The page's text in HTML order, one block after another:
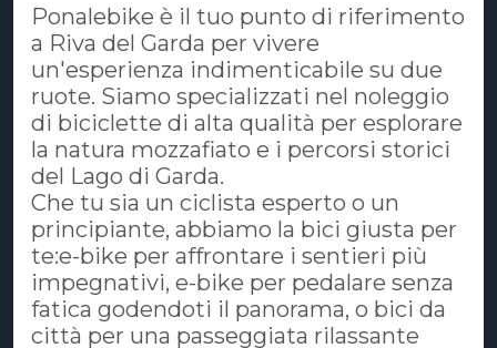
Ponalebike è il tuo punto di riferimento
a Riva del Garda per vivere
un'esperienza indimenticabile su due
ruote. Siamo specializzati nel noleggio
di biciclette di alta qualità per esplorare
la natura mozzafiato e i percorsi storici
del Lago di Garda.
​Che tu sia un ciclista esperto o un
principiante, abbiamo la bici giusta per
te:e-bike per affrontare i sentieri più
impegnativi, e-bike per pedalare senza
fatica godendoti il panorama, o bici da
città per una passeggiata rilassante